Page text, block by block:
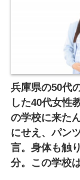
兵庫県の50代
した40代女性
の学校に来た
にせえ、パン
言。身体も触
分。この学校